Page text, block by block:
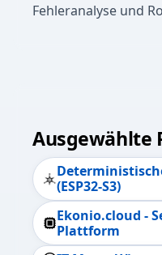
Fehleranalyse und
Ausgewählte
(ESP32-S3)
Ekonio.cloud -
Plattform